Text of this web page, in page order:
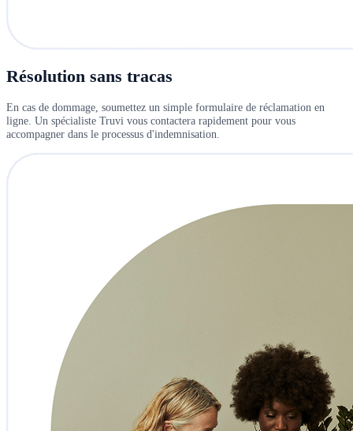
Résolution sans tracas
En cas de dommage, soumettez un simple formulaire de réclamation en
ligne. Un spécialiste Truvi vous contactera rapidement pour vous
accompagner dans le processus d'indemnisation.